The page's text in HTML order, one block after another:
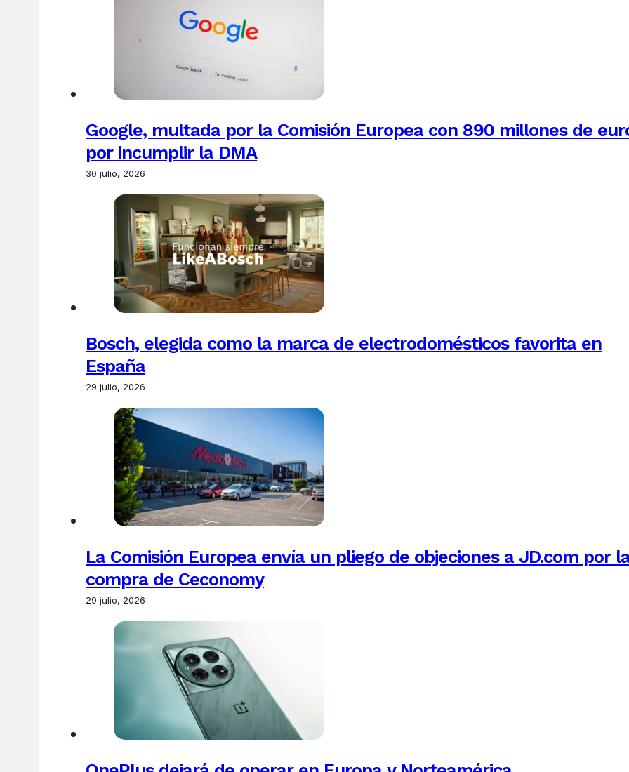
Google, multada por la Comisión Europea con 890 millones de
por incumplir la DMA
30 julio, 2026
Bosch, elegida como la marca de electrodomésticos favorita en
España
29 julio, 2026
La Comisión Europea envía un pliego de objeciones a JD.com por
compra de Ceconomy
29 julio, 2026